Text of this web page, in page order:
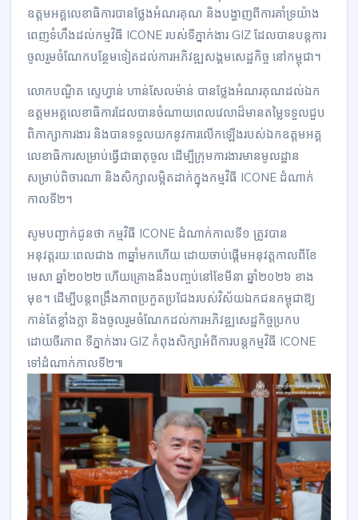
ឧត្តមអគ្គលេខាធិការបានថ្លែងអំណរគុណ និងបង្ហាញពីការគាំទ្រយ៉ាង
ពេញទំហឹងដល់កម្មវិធី ICONE របស់ទីភ្នាក់ងារ GIZ ដែលបានបន្តការ
ចូលរួមចំណែកបន្ថែមទៀតដល់ការអភិវឌ្ឍសង្គមសេដ្ឋកិច្ច នៅកម្ពុជា។
លោកបណ្ឌិត ស្ទេហ្វាន់ ហាន់សែលម៉ាន់ បានថ្លែងអំណរគុណដល់ឯក
ឧត្តមអគ្គលេខាធិការដែលបានចំណាយពេលវេលាដ៏មានតម្លៃទទួលជួប
ពិភាក្សាការងារ និងបានទទួលយកនូវការលើកឡើងរបស់ឯកឧត្តមអគ្គ
លេខាធិការសម្រាប់ធ្វើជាធាតុចូល ដើម្បីក្រុមការងារមានមូលដ្ឋាន
សម្រាប់ពិចារណា និងសិក្សាលម្អិតដាក់ក្នុងកម្មវិធី ICONE ដំណាក់
កាលទី២។
សូមបញ្ជាក់ជូនថា កម្មវិធី ICONE ដំណាក់កាលទី១ ត្រូវបាន
អនុវត្តរយៈពេលជាង ៣ឆ្នាំមកហើយ ដោយចាប់ផ្ដើមអនុវត្តកាលពីខែ
មេសា ឆ្នាំ២០២២ ហើយគ្រោងនឹងបញ្ចប់នៅខែមីនា ឆ្នាំ២០២៦ ខាង
មុខ។ ដើម្បីបន្តពង្រឹងភាពប្រកួតប្រជែងរបស់វិស័យឯកជនកម្ពុជាឱ្យ
កាន់តែខ្លាំងក្លា និងចូលរួមចំណែកដល់ការអភិវឌ្ឍសេដ្ឋកិច្ចប្រកប
ដោយចីរភាព ទីភ្នាក់ងារ GIZ កំពុងសិក្សាអំពីការបន្តកម្មវិធី ICONE
ទៅដំណាក់កាលទី២៕